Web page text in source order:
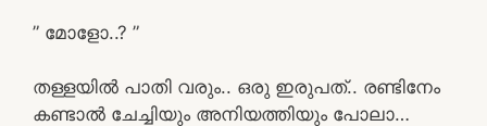
” മോളോ..? ”
തള്ളയിൽ പാതി വരും.. ഒരു ഇരുപത്.. രണ്ടിനേം
കണ്ടാൽ ചേച്ചിയും അനിയത്തിയും പോലാ…